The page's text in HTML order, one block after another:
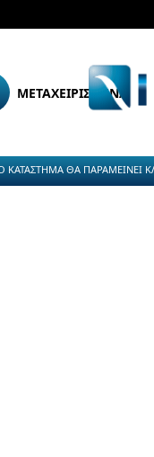
ΜΕΤΑΧΕΙΡΙΣΜΕΝΑ
ΚΑΤΑΣΤΗΜΑ ΘΑ ΠΑΡΑΜΕΙΝΕΙ